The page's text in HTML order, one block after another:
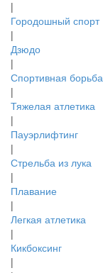
|
Городошный спорт
|
Дзюдо
|
Спортивная борьба
|
Тяжелая атлетика
|
Пауэрлифтинг
|
Стрельба из лука
|
Плавание
|
Легкая атлетика
|
Кикбоксинг
|